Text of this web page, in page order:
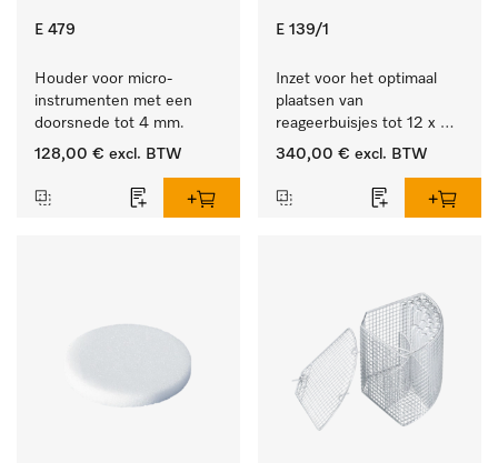
E 479
Houder voor micro-
instrumenten met een
doorsnede tot 4 mm.
128,00 € excl. BTW
E 139/1
Inzet voor het optimaal
plaatsen van
reageerbuisjes tot 12 x
200 mm.
340,00 € excl. BTW